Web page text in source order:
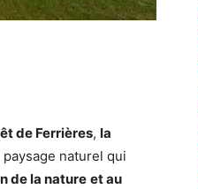
de Ferrières, la
naturel qui
de la nature et au